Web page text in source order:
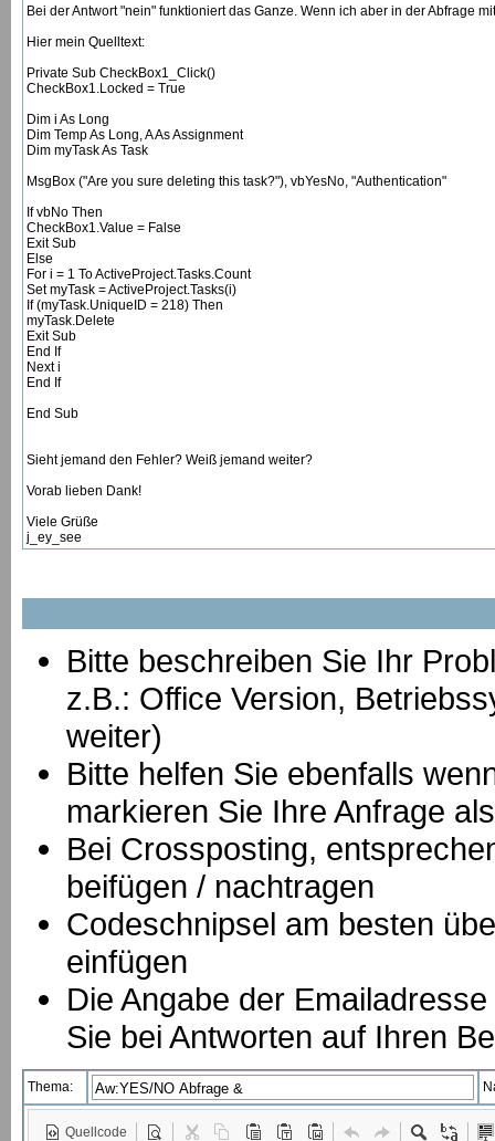
Bei der Antwort "nein" funktioniert das Ganze. Wenn ich aber in der Abfrage
Hier mein Quelltext:
Private Sub CheckBox1_Click()
CheckBox1.Locked = True
Dim i As Long
Dim Temp As Long, A As Assignment
Dim myTask As Task
MsgBox ("Are you sure deleting this task?"), vbYesNo, "Authentication"
If vbNo Then
CheckBox1.Value = False
Exit Sub
Else
For i = 1 To ActiveProject.Tasks.Count
Set myTask = ActiveProject.Tasks(i)
If (myTask.UniqueID = 218) Then
myTask.Delete
Exit Sub
End If
Next i
End If
End Sub
Sieht jemand den Fehler? Weiß jemand weiter?
Vorab lieben Dank!
Viele Grüße
j_ey_see
Bitte beschreiben Sie Ihr
z.B.: Office Version,
weiter)
Bitte helfen Sie ebenfalls
markieren Sie Ihre Anfrage
Bei Crossposting,
beifügen / nachtragen
Codeschnipsel am besten
einfügen
Die Angabe der
Sie bei Antworten auf Ihren
Thema:
Quellcode